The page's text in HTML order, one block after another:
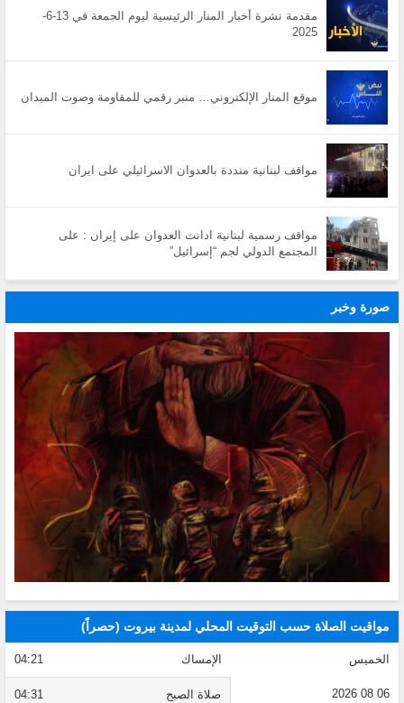
مقدمة نشرة أخبار المنار الرئيسية ليوم الجمعة في 13-6-
2025
موقع المنار الإلكتروني… منبر رقمي للمقاومة وصوت الميدان
مواقف لبنانية منددة بالعدوان الاسرائيلي على ايران
مواقف رسمية لبنانية ادانت العدوان على إيران : على
المجتمع الدولي لجم “إسرائيل”
صورة وخبر
مواقيت الصلاة حسب التوقيت المحلي لمدينة بيروت (حصراً)
الخميس
06 08 2026
الإمساك 04:21
صلاة الصبح 04:31